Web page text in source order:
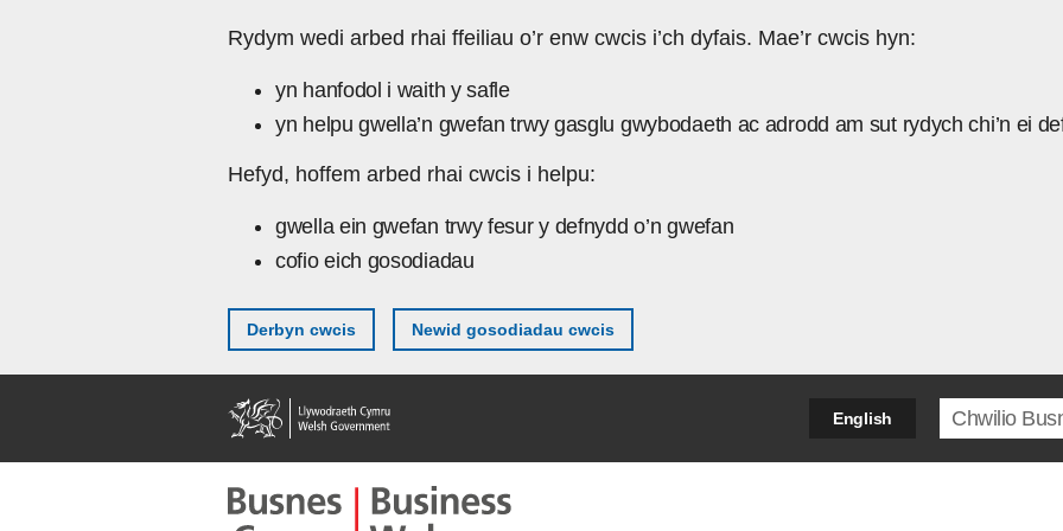
Rydym wedi arbed rhai ffeiliau o’r enw cwcis i’ch dyfais. Mae’r cwcis hyn:
yn hanfodol i waith y safle
yn helpu gwella’n gwefan trwy gasglu gwybodaeth ac adrodd am sut rydych chi’n ei
Hefyd, hoffem arbed rhai cwcis i helpu:
gwella ein gwefan trwy fesur y defnydd o’n gwefan
cofio eich gosodiadau
Derbyn cwcis Newid gosodiadau cwcis
English Search